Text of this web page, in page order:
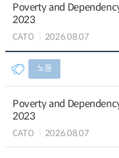
Poverty and
2023
CATO 2026.08.07
노동
Poverty and
2023
CATO 2026.08.07